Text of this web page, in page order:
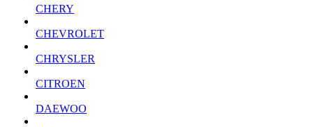
CHERY
CHEVROLET
CHRYSLER
CITROEN
DAEWOO